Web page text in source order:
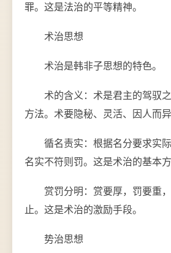
罪。这是法治的平等精神。
术治思想
术治是韩非子思想的特色。
术的含义：术是君主的驾驭
方法。术要隐秘、灵活、因人而异
循名责实：根据名分要求实
名实不符则罚。这是术治的基本方
赏罚分明：赏要厚，罚要重
止。这是术治的激励手段。
势治思想